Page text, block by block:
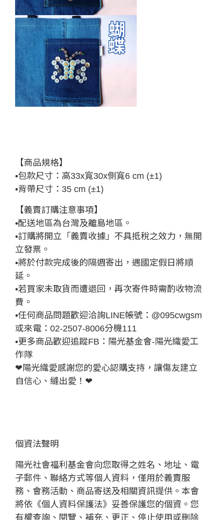
【商品規格】
•包款尺寸：高33x寬30x側寬6 cm (±1)
•背帶尺寸：35 cm (±1)
【義賣訂購注意事項】
•配送地區為台灣及離島地區。
•訂購將開立「義賣收據」不具抵稅之效力，無開
立發票。
•將於付款完成後的隔週寄出，遇國定假日將順
延。
•若買家未取貨而遭退回，再次寄件時需酌收物流
費。
•任何商品問題歡迎洽詢LINE帳號：@095cwgsm
或來電：02-2507-8006分機111
•更多商品歡迎追蹤FB：陽光基金會-陽光織愛工
作隊
❤陽光織愛感謝您的愛心認購支持，讓傷友建立
自信心、縫出愛！❤
個資法聲明
陽光社會福利基金會向您取得之姓名、地址、電
子郵件、聯絡方式等個人資料，僅用於義賣服
務、會務活動、商品寄送及相關資訊提供。本會
將依《個人資料保護法》妥善保護您的個資。您
有權查詢、閱覽、補充、更正、停止使用或刪除